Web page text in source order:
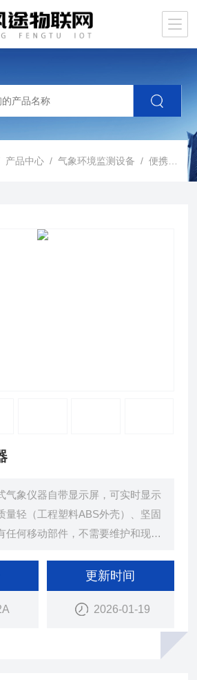
产品中心 /气象环境监测设备 /便携式气象仪
气象仪器自带显示屏，可实时显示
量轻（工程塑料ABS外壳）、坚固
任何移动部件，不需要维护和现场
更新时间
2026-01-19